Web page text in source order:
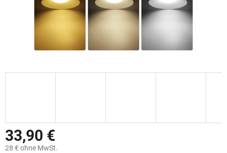
33,90 €
28 € ohne MwSt.